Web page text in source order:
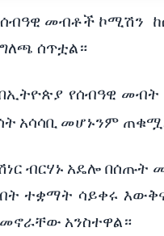
ሰብዓዊ መብቶች ኮሚሽን
ሰጥቷል።
የሰብዓዊ መብት
አሳሳቢ መሆኑንም
ብርሃኑ አዴሎ በሰጡት
ተቋማት ሳይቀሩ
አንስተዋል።